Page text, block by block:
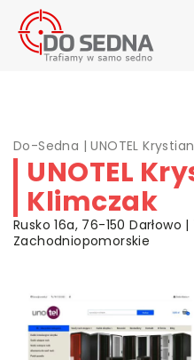
Do-Sedna |UNOTEL
UNOTEL
Klimczak
Rusko 16a, 76-150 Darłowo
Zachodniopomorskie